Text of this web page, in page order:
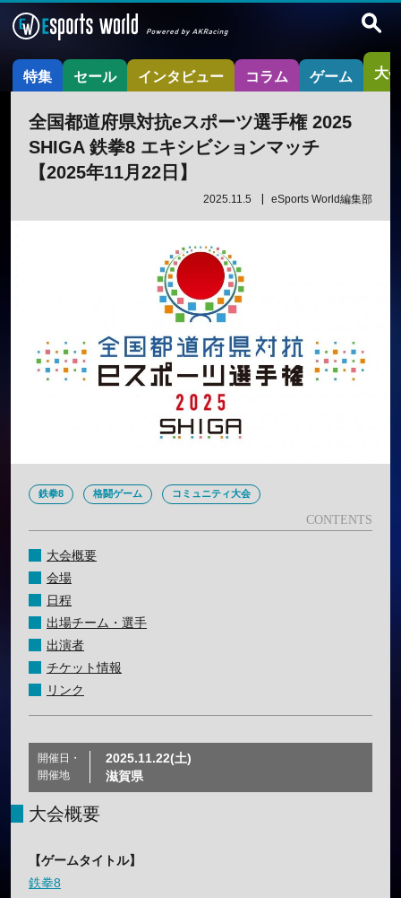
特集 セール インタビュー コラム ゲーム 大
全国都道府県対抗eスポーツ選手権 2025
SHIGA 鉄拳8 エキシビションマッチ
【2025年11月22日】
2025.11.5 eSports World編集部
鉄拳8 格闘ゲーム コミュニティ大会
大会概要
会場
日程
出場チーム・選手
出演者
チケット情報
リンク
開催日・
開催地
2025.11.22(土)
滋賀県
大会概要
【ゲームタイトル】
鉄拳8